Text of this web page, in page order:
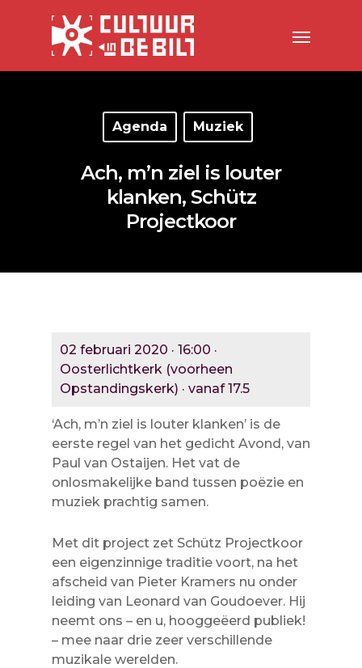
Agenda Muziek
Ach, m’n ziel is louter
klanken, Schütz
Projectkoor
02 februari 2020 · 16:00 ·
Oosterlichtkerk (voorheen
Opstandingskerk) · vanaf 17.5
‘Ach, m’n ziel is louter klanken’ is de
eerste regel van het gedicht Avond, van
Paul van Ostaijen. Het vat de
onlosmakelijke band tussen poëzie en
muziek prachtig samen.
Met dit project zet Schütz Projectkoor
een eigenzinnige traditie voort, na het
afscheid van Pieter Kramers nu onder
leiding van Leonard van Goudoever. Hij
neemt ons – en u, hooggeëerd publiek!
– mee naar drie zeer verschillende
muzikale werelden.